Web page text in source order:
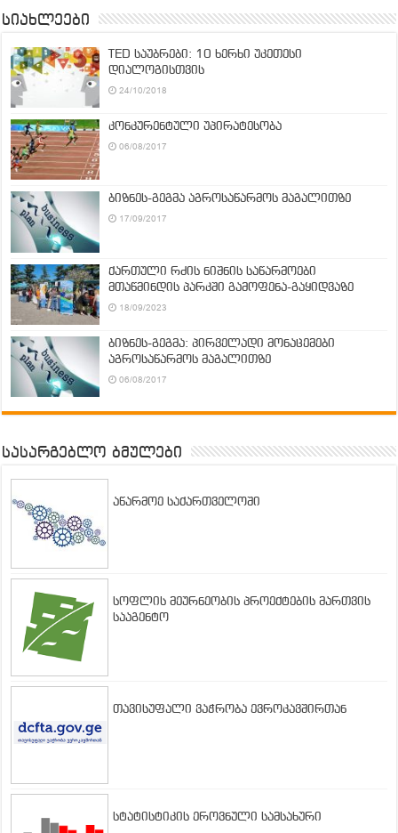
სიახლეები
TED საუბრები: 10 ხერხი უკეთესი
დიალოგისთვის
24/10/2018
კონკურენტული უპირატესობა
06/08/2017
ბიზნეს-გეგმა აგროსაწარმოს მაგალითზე
17/09/2017
ქართული რძის ნიშნის საწარმოები
მთაწმინდის პარკში გამოფენა-გაყიდვაზე
18/09/2023
ბიზნეს-გეგმა: პირველადი მონაცემები
აგროსაწარმოს მაგალითზე
06/08/2017
სასარგებლო ბმულები
აწარმოე საქართველოში
სოფლის მეურნეობის პროექტების მართვის
სააგენტო
თავისუფალი ვაჭრობა ევროკავშირთან
სტატისტიკის ეროვნული სამსახური